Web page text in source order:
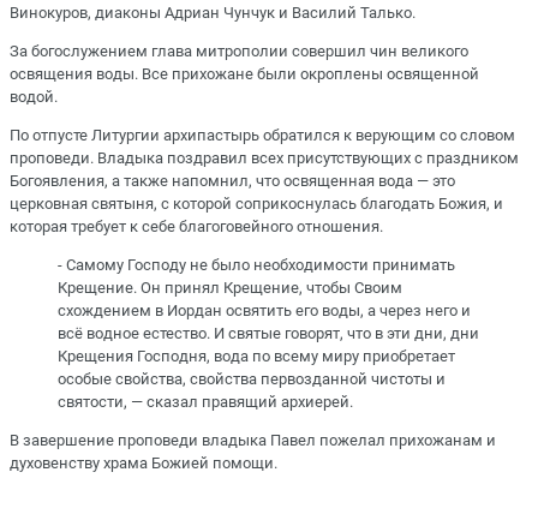
Винокуров, диаконы Адриан Чунчук и Василий Талько.
За богослужением глава митрополии совершил чин великого
освящения воды. Все прихожане были окроплены освященной
водой.
По отпусте Литургии архипастырь обратился к верующим со словом
проповеди. Владыка поздравил всех присутствующих с праздником
Богоявления, а также напомнил, что освященная вода — это
церковная святыня, с которой соприкоснулась благодать Божия, и
которая требует к себе благоговейного отношения.
- Самому Господу не было необходимости принимать
Крещение. Он принял Крещение, чтобы Своим
схождением в Иордан освятить его воды, а через него и
всё водное естество. И святые говорят, что в эти дни, дни
Крещения Господня, вода по всему миру приобретает
особые свойства, свойства первозданной чистоты и
святости, — сказал правящий архиерей.
В завершение проповеди владыка Павел пожелал прихожанам и
духовенству храма Божией помощи.